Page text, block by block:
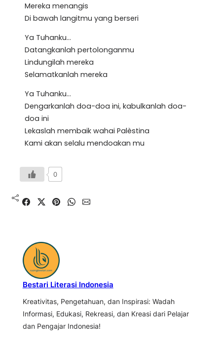
Mereka menangis
Di bawah langitmu yang berseri
Ya Tuhanku…
Datangkanlah pertolonganmu
Lindungilah mereka
Selamatkanlah mereka
Ya Tuhanku…
Dengarkanlah doa-doa ini, kabulkanlah doa-
doa ini
Lekaslah membaik wahai Palèstina
Kami akan selalu mendoakan mu
0
Bestari Literasi Indonesia
Kreativitas, Pengetahuan, dan Inspirasi: Wadah
Informasi, Edukasi, Rekreasi, dan Kreasi dari Pelajar
dan Pengajar Indonesia!